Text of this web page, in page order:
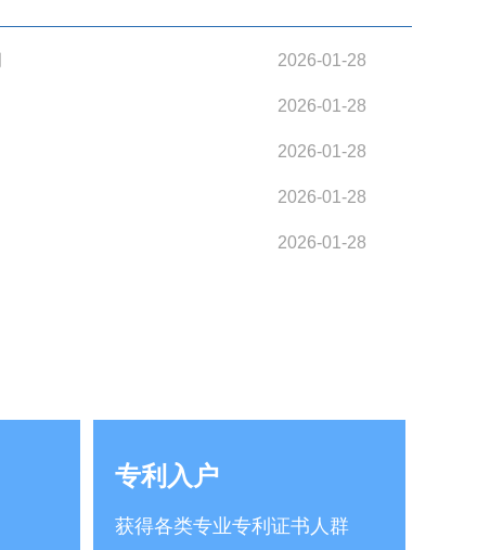
2026-01-28
2026-01-28
2026-01-28
2026-01-28
2026-01-28
专利入户
获得各类专业专利证书人群